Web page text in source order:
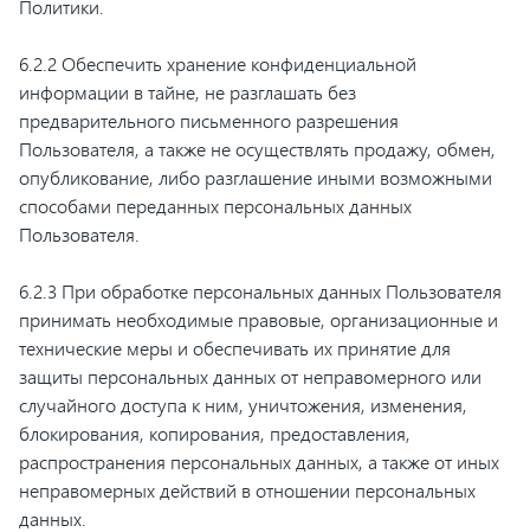
Политики.
6.2.2 Обеспечить хранение конфиденциальной
информации в тайне, не разглашать без
предварительного письменного разрешения
Пользователя, а также не осуществлять продажу, обмен,
опубликование, либо разглашение иными возможными
способами переданных персональных данных
Пользователя.
6.2.3 При обработке персональных данных Пользователя
принимать необходимые правовые, организационные и
технические меры и обеспечивать их принятие для
защиты персональных данных от неправомерного или
случайного доступа к ним, уничтожения, изменения,
блокирования, копирования, предоставления,
распространения персональных данных, а также от иных
неправомерных действий в отношении персональных
данных.